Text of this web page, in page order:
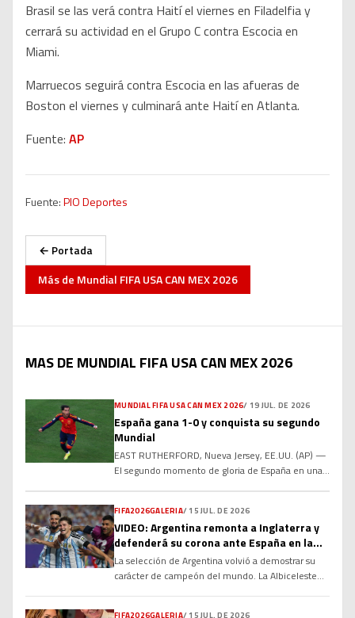
Brasil se las verá contra Haití el viernes en Filadelfia y
cerrará su actividad en el Grupo C contra Escocia en
Miami.
Marruecos seguirá contra Escocia en las afueras de
Boston el viernes y culminará ante Haití en Atlanta.
Fuente: AP
Fuente:PIO Deportes
← Portada
Más de Mundial FIFA USA CAN MEX 2026
MAS DE MUNDIAL FIFA USA CAN MEX 2026
MUNDIAL FIFA USA CAN MEX 2026/ 19 JUL. DE 2026
España gana 1-0 y conquista su segundo
Mundial
EAST RUTHERFORD, Nueva Jersey, EE.UU. (AP) —
El segundo momento de gloria de España en una
anotar a los 106 minutos el gol que le dio el
domingo a la Roja la victoria 1-0 ante […]
FIFA2026GALERIA/ 15 JUL. DE 2026
VIDEO: Argentina remonta a Inglaterra y
defenderá su corona ante España en la
gran final del Mundial 2026
La selección de Argentina volvió a demostrar su
carácter de campeón del mundo. La Albiceleste
FIFA2026GALERIA/ 15 JUL. DE 2026